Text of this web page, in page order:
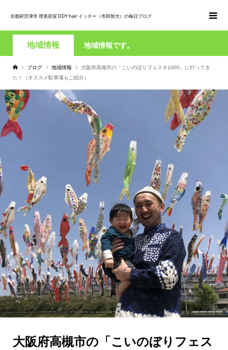
京都府宮津市 理美容室 DDY hair イッチー（市田智大）の毎日ブログ
地域情報 地域情報です。
ブログ 地域情報
大阪府高槻市の「こいのぼりフェスタ1000」に行ってき
た！（オススメ駐車場もご紹介）
大阪府高槻市の「こいのぼりフェス